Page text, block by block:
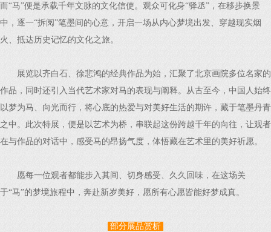
而“马”便是承载千年文脉的文化信使。观众可化身“驿丞”，在移步换景
中，逐一“拆阅”笔墨间的心意，开启一场从内心梦境出发、穿越现实烟
火、抵达历史记忆的文化之旅。
展览以齐白石、徐悲鸿的经典作品为始，汇聚了北京画院多位名家的
作品，同时还引入当代艺术家对马的表现与阐释。从古至今，中国人始终
以梦为马、向光而行，将心底的热爱与对美好生活的期许，藏于笔墨丹青
之中。此次特展，便是以艺术为桥，串联起这份跨越千年的向往，让观者
在与作品的对话中，感受马的昂扬气度，体悟藏在艺术里的美好祈愿。
愿每一位观者都能步入其间、切身感受、久久回味，在这场关
于“马”的梦境旅程中，奔赴新岁美好，愿所有心愿皆能好梦成真。
部分展品赏析